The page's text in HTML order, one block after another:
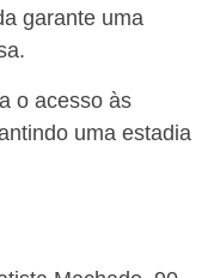
garante uma
o acesso às
uma estadia